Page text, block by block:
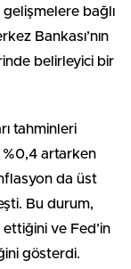
gelişmelere bağlı
Bankası’nın
belirleyici bir
tahminleri
%0,4 artarken
da üst
Bu durum,
ve Fed’in
gösterdi.